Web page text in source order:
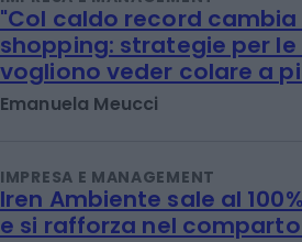
"Col caldo record cambia
shopping: strategie per
vogliono veder colare a
Emanuela Meucci
IMPRESA E MANAGEMENT
Iren Ambiente sale al
e si rafforza nel